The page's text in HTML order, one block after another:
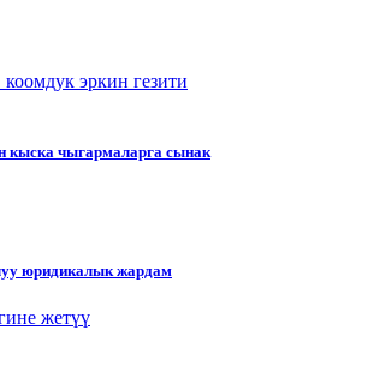
эркин гезити
кыска чыгармаларга сынак
юридикалык жардам
жетүү